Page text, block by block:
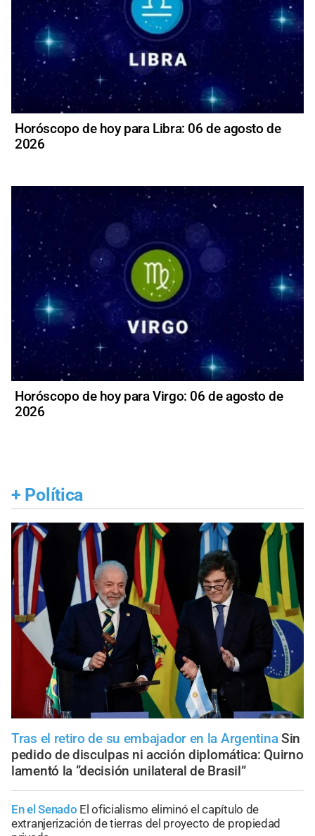
Horóscopo de hoy para Libra: 06 de agosto de
2026
Horóscopo de hoy para Virgo: 06 de agosto de
2026
+ Política
Tras el retiro de su embajador en la Argentina Sin
pedido de disculpas ni acción diplomática: Quirno
lamentó la “decisión unilateral de Brasil”
En el Senado El oficialismo eliminó el capítulo de
extranjerización de tierras del proyecto de propiedad